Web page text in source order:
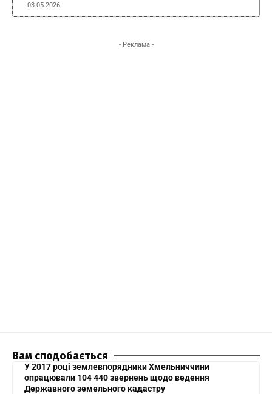
03.05.2026
- Реклама -
Вам сподобається
У 2017 році землевпорядники Хмельниччини
опрацювали 104 440 звернень щодо ведення
Державного земельного кадастру